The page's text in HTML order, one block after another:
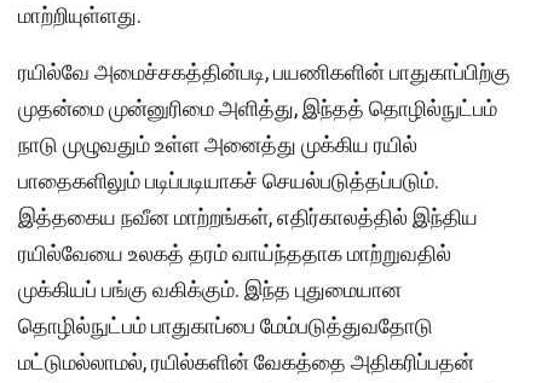
மாற்றியுள்ளது.
ரயில்வே அமைச்சகத்தின்படி, பயணிகளின் பாதுகாப்பிற்கு
முதன்மை முன்னுரிமை அளித்து, இந்தத் தொழில்நுட்பம்
நாடு முழுவதும் உள்ள அனைத்து முக்கிய ரயில்
பாதைகளிலும் படிப்படியாகச் செயல்படுத்தப்படும்.
இத்தகைய நவீன மாற்றங்கள், எதிர்காலத்தில் இந்திய
ரயில்வேயை உலகத் தரம் வாய்ந்ததாக மாற்றுவதில்
முக்கியப் பங்கு வகிக்கும். இந்த புதுமையான
தொழில்நுட்பம் பாதுகாப்பை மேம்படுத்துவதோடு
மட்டுமல்லாமல், ரயில்களின் வேகத்தை அதிகரிப்பதன்